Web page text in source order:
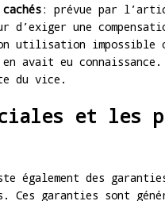
: prévue par
d’exiger une
utilisation impossible
avait eu
du vice.
et les
des
garanties sont